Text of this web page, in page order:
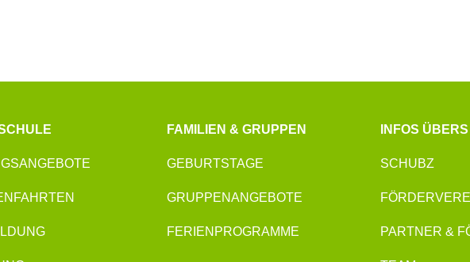
FAMILIEN & GRUPPEN
GEBURTSTAGE
GRUPPENANGEBOTE
FERIENPROGRAMME
INFOS
SCHUBZ
PARTNER &